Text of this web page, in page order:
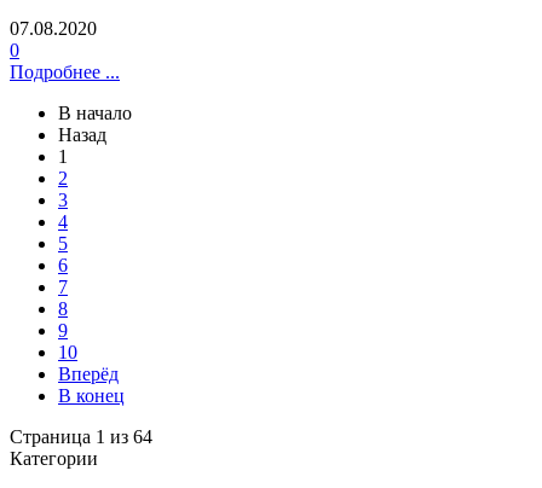
07.08.2020
0
Подробнее ...
В начало
Назад
1
2
3
4
5
6
7
8
9
10
Вперёд
В конец
Страница 1 из 64
Категории